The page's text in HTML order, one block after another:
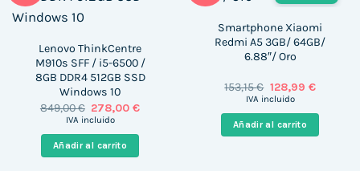
Lenovo ThinkCentre
M910s SFF / i5-6500 /
8GB DDR4 512GB SSD
Windows 10
849,00€ El
precio
era:
849,00 €.
278,00€El
IVA incluido
Añadir al carrito
Smartphone Xiaomi
Redmi A5 3GB/ 64GB/
6.88″/ Oro
153,15€ El
precio
era:
153,15 €.
128,99 €El
es:
128,99 €.
IVA incluido
Añadir al carrito